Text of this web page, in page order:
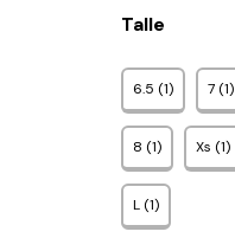
Talle
6.5 (1) 7 (1)
8 (1) Xs (1)
L (1)